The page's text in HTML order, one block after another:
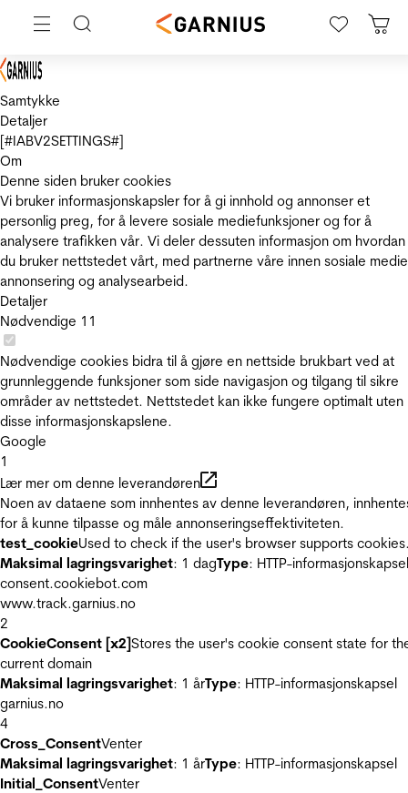
Samtykke
Detaljer
[#IABV2SETTINGS#]
Om
Denne siden bruker cookies
Vi bruker informasjonskapsler for å gi innhold og annonser et
personlig preg, for å levere sosiale mediefunksjoner og for å
analysere trafikken vår. Vi deler dessuten informasjon om hvordan
du bruker nettstedet vårt, med partnerne våre innen sosiale
annonsering og analysearbeid.
Detaljer
Nødvendige 11
Nødvendige cookies bidra til å gjøre en nettside brukbart ved at
grunnleggende funksjoner som side navigasjon og tilgang til sikre
områder av nettstedet. Nettstedet kan ikke fungere optimalt uten
disse informasjonskapslene.
Google
1
Lær mer om denne leverandøren
Noen av dataene som innhentes av denne leverandøren,
for å kunne tilpasse og måle annonseringseffektiviteten.
test_cookieUsed to check if the user's browser supports
Maksimal lagringsvarighet: 1 dagType: HTTP-informasjonskapsel
consent.cookiebot.com
www.track.garnius.no
2
CookieConsent [x2]Stores the user's cookie consent state for
current domain
Maksimal lagringsvarighet: 1 årType: HTTP-informasjonskapsel
garnius.no
4
Cross_ConsentVenter
Maksimal lagringsvarighet: 1 årType: HTTP-informasjonskapsel
Initial_ConsentVenter